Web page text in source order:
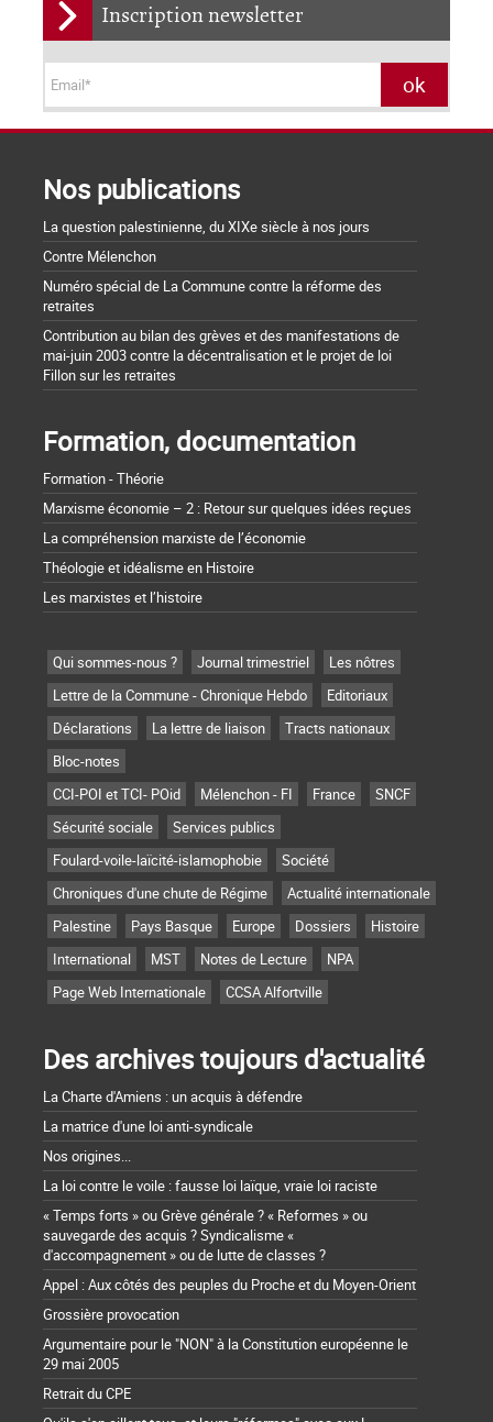
Inscription newsletter
Nos publications
La question palestinienne, du XIXe siècle à nos jours
Contre Mélenchon
Numéro spécial de La Commune contre la réforme des
retraites
Contribution au bilan des grèves et des manifestations de
mai-juin 2003 contre la décentralisation et le projet de loi
Fillon sur les retraites
Formation, documentation
Formation - Théorie
Marxisme économie – 2 : Retour sur quelques idées reçues
La compréhension marxiste de l’économie
Théologie et idéalisme en Histoire
Les marxistes et l’histoire
Qui sommes-nous ? Journal trimestriel
Les nôtres
Lettre de la Commune - Chronique Hebdo
Editoriaux
Déclarations
La lettre de liaison
Tracts nationaux
Bloc-notes
CCI-POI et TCI- POid
Mélenchon - FI France
SNCF
Sécurité sociale
Services publics
Foulard-voile-laïcité-islamophobie
Société
Chroniques d'une chute de Régime
Actualité internationale
Palestine
Pays Basque Europe Dossiers
Histoire
International
MST Notes de Lecture
NPA
Page Web Internationale
CCSA Alfortville
Des archives toujours d'actualité
La Charte d'Amiens : un acquis à défendre
La matrice d'une loi anti-syndicale
Nos origines...
La loi contre le voile : fausse loi laïque, vraie loi raciste
« Temps forts » ou Grève générale ? « Reformes » ou
sauvegarde des acquis ? Syndicalisme «
d'accompagnement » ou de lutte de classes ?
Appel : Aux côtés des peuples du Proche et du Moyen-Orient
Grossière provocation
Argumentaire pour le "NON" à la Constitution européenne le
29 mai 2005
Retrait du CPE